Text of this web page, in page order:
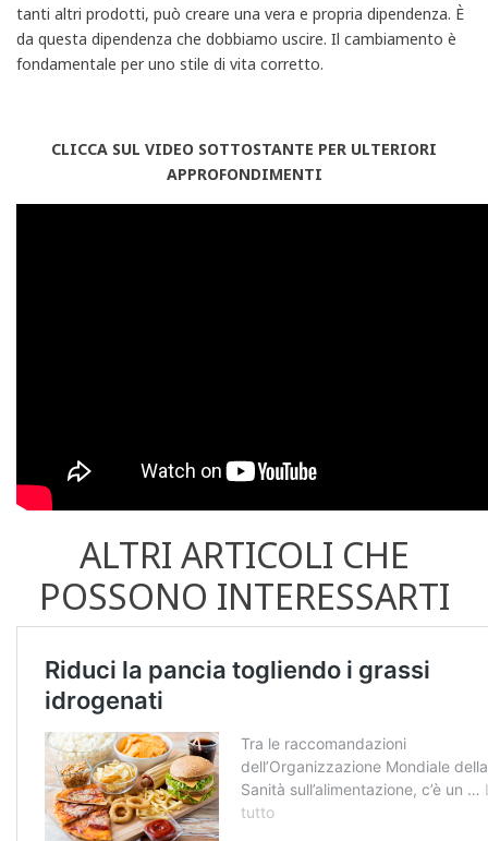
tanti altri prodotti, può creare una vera e propria dipendenza. È
da questa dipendenza che dobbiamo uscire. Il cambiamento è
fondamentale per uno stile di vita corretto.
CLICCA SUL VIDEO SOTTOSTANTE PER ULTERIORI
APPROFONDIMENTI
ALTRI ARTICOLI CHE
POSSONO INTERESSARTI